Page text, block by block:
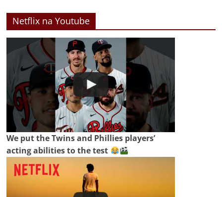
Netflix na Youtube
We put the Twins and Phillies players’
acting abilities to the test